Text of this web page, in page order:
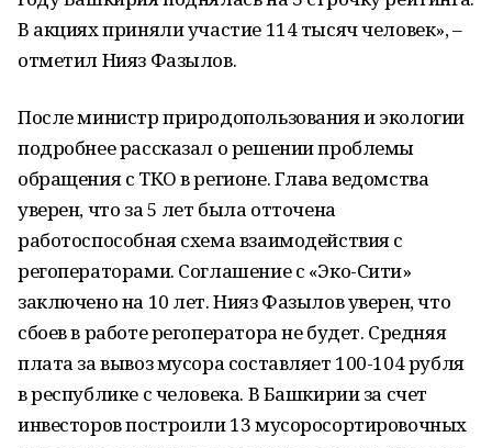
В акциях приняли участие 114 тысяч человек», –
отметил Нияз Фазылов.
После министр природопользования и экологии
подробнее рассказал о решении проблемы
обращения с ТКО в регионе. Глава ведомства
уверен, что за 5 лет была отточена
работоспособная схема взаимодействия с
регоператорами. Соглашение с «Эко-Сити»
заключено на 10 лет. Нияз Фазылов уверен, что
сбоев в работе регоператора не будет. Средняя
плата за вывоз мусора составляет 100-104 рубля
в республике с человека. В Башкирии за счет
инвесторов построили 13 мусоросортировочных